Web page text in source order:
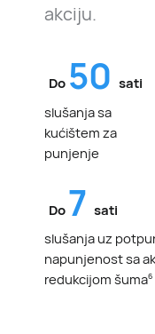
akciju.
slušanja sa
kućištem za
punjenje
Do 50 sati
slušanja uz
napunjenost sa
redukcijom šuma6
Do 7 sati